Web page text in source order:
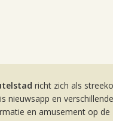
richt zich als
nieuwsapp en
en amusement op de